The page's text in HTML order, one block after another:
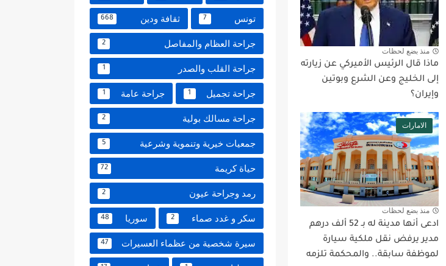
منذ بضع لحظات
ماذا قال الرئيس الأميركي عن زيارته
إلى الخليج وعن الشرع وبوتين
وإيران؟
الامارات
منذ بضع لحظات
ادعى أنها مدينة له بـ 52 ألف درهم
مدير يرفض نقل ملكية سيارة
لموظفة سابقة.. والمحكمة تلزمه
تونس 7 ثقافة ودين 668
جراحة العظام والمفاصل 2
جراحة القلب والصدر 1
جراحة تجميل 1 جراحة عامة 1
جراحة مسالك بولية 2
جمعيات خيرية وتنموية وشرعية 5
حياة كريمة 72
رمد وجراحة عيون 2
سكر و غدد صماء 2 سوريا 48
سيرة شخصية من عظماء العسيرات 47